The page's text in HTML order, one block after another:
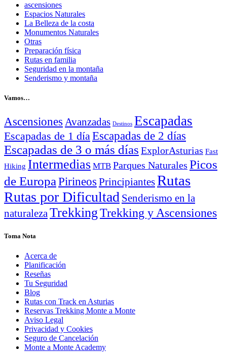
ascensiones
Espacios Naturales
La Belleza de la costa
Monumentos Naturales
Otras
Preparación física
Rutas en familia
Seguridad en la montaña
Senderismo y montaña
Vamos…
Ascensiones Avanzadas Destinos Escapadas
Escapadas de 1 díaEscapadas de 2 días
Escapadas de 3 o más días ExplorAsturias Fast
Hiking Intermedias MTB Parques Naturales Picos
de EuropaPirineos PrincipiantesRutas
Rutas por Dificultad Senderismo en la
naturalezaTrekkingTrekking y Ascensiones
Toma Nota
Acerca de
Planificación
Reseñas
Tu Seguridad
Blog
Rutas con Track en Asturias
Reservas Trekking Monte a Monte
Aviso Legal
Privacidad y Cookies
Seguro de Cancelación
Monte a Monte Academy